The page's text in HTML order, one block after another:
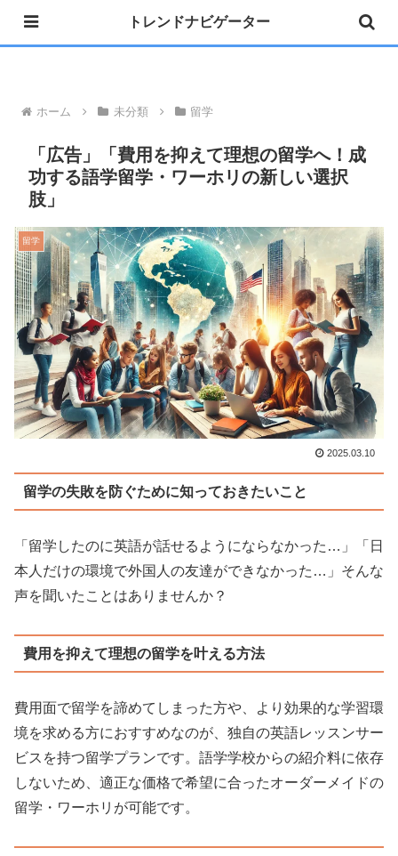
»公式 Instagram 開設しました
ホーム 未分類 留学
「広告」「費用を抑えて理想の留学へ！成
功する語学留学・ワーホリの新しい選択
肢」
留学
2025.03.10
留学の失敗を防ぐために知っておきたいこと
「留学したのに英語が話せるようにならなかった…」「日
本人だけの環境で外国人の友達ができなかった…」そんな
声を聞いたことはありませんか？
費用を抑えて理想の留学を叶える方法
費用面で留学を諦めてしまった方や、より効果的な学習環
境を求める方におすすめなのが、独自の英語レッスンサー
ビスを持つ留学プランです。語学学校からの紹介料に依存
しないため、適正な価格で希望に合ったオーダーメイドの
留学・ワーホリが可能です。
トレンドナビゲーター